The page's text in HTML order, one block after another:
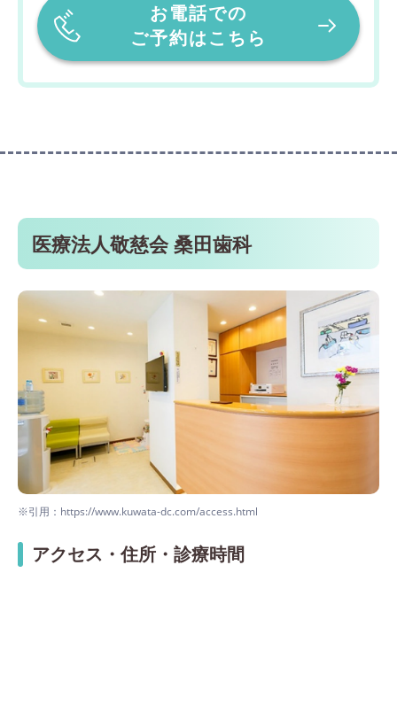
お電話での
ご予約はこちら
医療法人敬慈会 桑田歯科
※引用：https://www.kuwata-dc.com/access.html
アクセス・住所・診療時間